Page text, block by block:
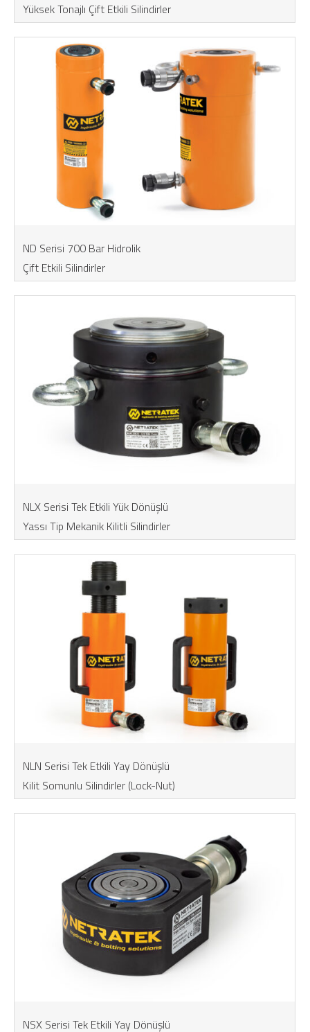
Yüksek Tonajlı Çift Etkili Silindirler
ND Serisi 700 Bar Hidrolik
Çift Etkili Silindirler
NLX Serisi Tek Etkili Yük Dönüşlü
Yassı Tip Mekanik Kilitli Silindirler
NLN Serisi Tek Etkili Yay Dönüşlü
Kilit Somunlu Silindirler (Lock-Nut)
NSX Serisi Tek Etkili Yay Dönüşlü